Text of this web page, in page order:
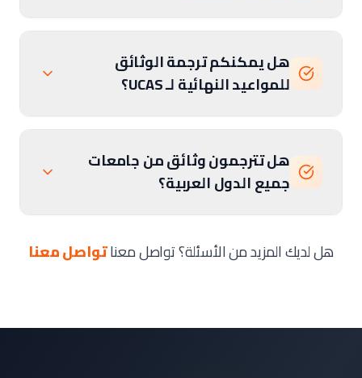
هل يمكنكم ترجمة الوثائق
للمواعيد النهائية لـ UCAS؟
هل تترجمون وثائق من جامعات
جميع الدول العربية؟
هل لديك المزيد من الأسئلة؟ تواصل معناتواصل معنا